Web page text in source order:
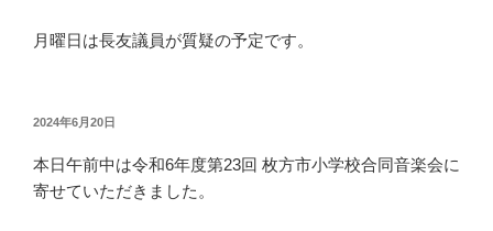
月曜日は長友議員が質疑の予定です。
投
日:
2024年6月20日
本日午前中は令和6年度第23回 枚方市小学校合同音楽会に
寄せていただきました。